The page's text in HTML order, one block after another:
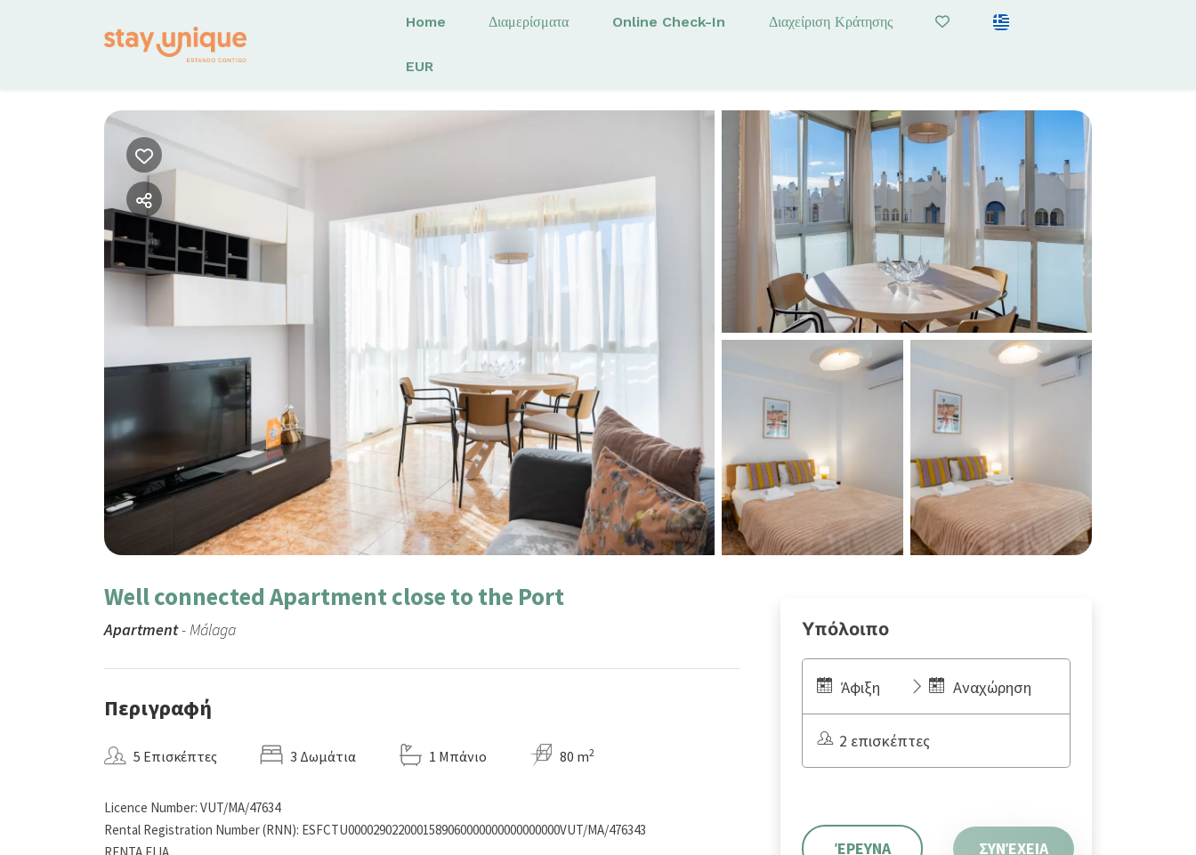
Home Διαμερίσματα Online Check-In Διαχείριση Κράτησης
EUR
Well connected Apartment close to the Port
Apartment- Málaga
Περιγραφή
5 Επισκέπτες 3 Δωμάτια 1 Μπάνιο 80 m2
Licence Number: VUT/MA/47634
Rental Registration Number (RNN): ESFCTU0000290220001589060000000000000000VUT/MA/476343
Υπόλοιπο
Άφιξη Αναχώρηση
2 επισκέπτες
ΈΡΕΥΝΑ ΣΥΝΈΧΕΙΑ